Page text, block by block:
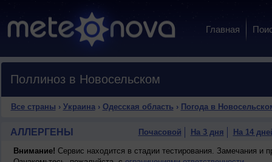
Главная
Поллиноз в Новосельском
Все страны › Украина› Одесская область › Погода в
АЛЛЕРГЕНЫ Почасовой На 3 дня На 14
Внимание! Сервис находится в стадии тестирования. Замечания и